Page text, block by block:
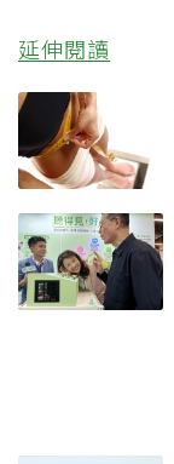
延伸閱讀